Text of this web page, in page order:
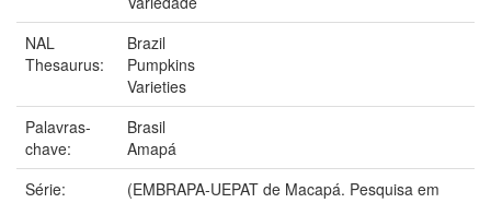
NAL
Thesaurus:
Brazil
Pumpkins
Varieties
Palavras-
chave:
Brasil
Amapá
Série:
(EMBRAPA-UEPAT de Macapá. Pesquisa em